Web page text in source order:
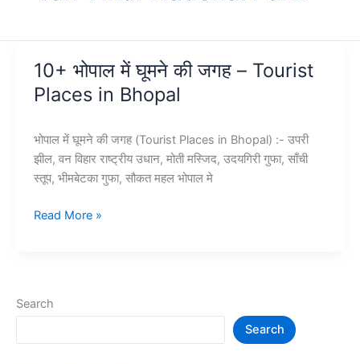
10+ भोपाल में घूमने की जगह – Tourist
Places in Bhopal
भोपाल में घूमने की जगह (Tourist Places in Bhopal) :- उपरी
झील, वन विहार राष्ट्रीय उधान, मोती मस्जिद, उदयगिरी गुफा, साँची
स्तूप, भीमबेटका गुफा, सौकत महल भोपाल मे
10+
जगह
Read More »
Search
Search